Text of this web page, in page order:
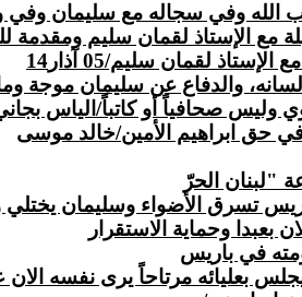
الله وفي سجاله مع سليمان
الإستاذ لقمان سليم ومقدمة للياس
لقمان سليم/05 آذار14
والدفاع عن سليمان موجة
وليس صحافياً أو كاتباً/الياس
حق ابراهيم الأمين/خالد موسى
"لبنان الحرّ
تسرق الأضواء وسليمان يختلي
وحماية الاستقرار
في باريس
بعليائه مرتاحاً يرى نفسه